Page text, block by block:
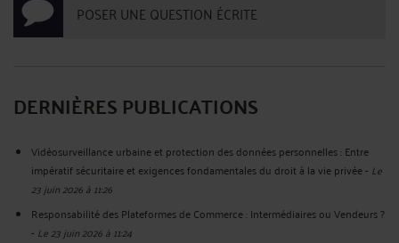
POSER UNE QUESTION ÉCRITE
DERNIÈRES PUBLICATIONS
Vidéosurveillance urbaine et protection des données personnelles : Entre
impératif sécuritaire et exigences fondamentales du droit à la vie privée- Le
23 juin 2026 à 11:26
Responsabilité des Plateformes de Commerce : Intermédiaires ou Vendeurs ?
- Le 23 juin 2026 à 11:24